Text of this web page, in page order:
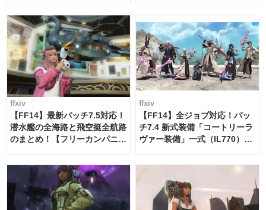
ffxiv
【FF14】最新パッチ7.5対応！
潜水艦の全海路と飛空挺全航路
のまとめ！【フリーカンパニ
ffxiv
【FF14】全ジョブ対応！パッ
チ7.4 新式装備「コートリーラ
ヴァー装備」一式（IL770）の